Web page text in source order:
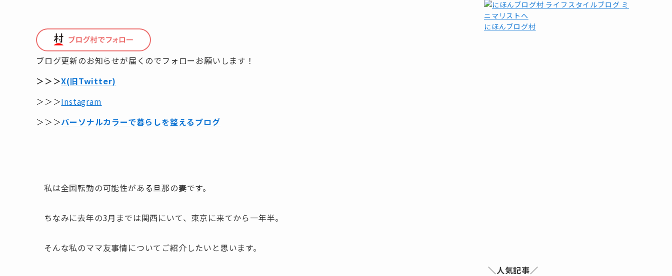
ブログ更新のお知らせが届くのでフォローお願いします！
＞＞＞X(旧Twitter)
＞＞＞Instagram
＞＞＞パーソナルカラーで暮らしを整えるブログ
私は全国転勤の可能性がある旦那の妻です。
ちなみに去年の3月までは関西にいて、東京に来てから一年半。
そんな私のママ友事情についてご紹介したいと思います。
にほんブログ村
＼人気記事／